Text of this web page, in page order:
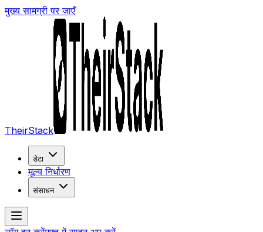
मुख्य सामग्री पर जाएँ
TheirStack
डेटा
मूल्य निर्धारण
संसाधन